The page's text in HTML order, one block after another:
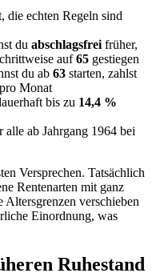
die echten Regeln sind
du abschlagsfrei früher,
auf65 gestiegen
du ab 63 starten, zahlst
Monat
bis zu 14,4 %
ab Jahrgang 1964 bei
Versprechen. Tatsächlich
Rentenarten mit ganz
verschieben
Einordnung, was
Ruhestand